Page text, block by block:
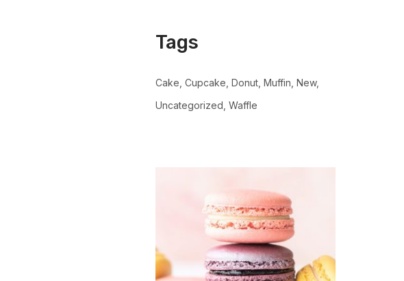
Tags
Cake Cupcake Donut Muffin New
Uncategorized Waffle